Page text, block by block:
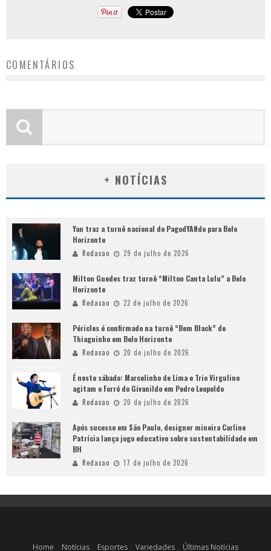
COMENTÁRIOS
+ NOTÍCIAS
Yan traz a turnê nacional do PagodYANdo para Belo
Horizonte
Redacao 29 de julho de 2026
Milton Guedes traz turnê “Milton Canta Lulu” a Belo
Horizonte
Redacao 22 de julho de 2026
Péricles é confirmado na turnê “Bem Black” de
Thiaguinho em Belo Horizonte
Redacao 20 de julho de 2026
É neste sábado: Marcelinho de Lima e Trio Virgulino
agitam o Forró do Givanildo em Pedro Leopoldo
Redacao 20 de julho de 2026
Após sucesso em São Paulo, designer mineira Carline
Patrícia lança jogo educativo sobre sustentabilidade em
BH
Redacao 17 de julho de 2026
Home Notícias Esportes Variedades Últimas Notícias